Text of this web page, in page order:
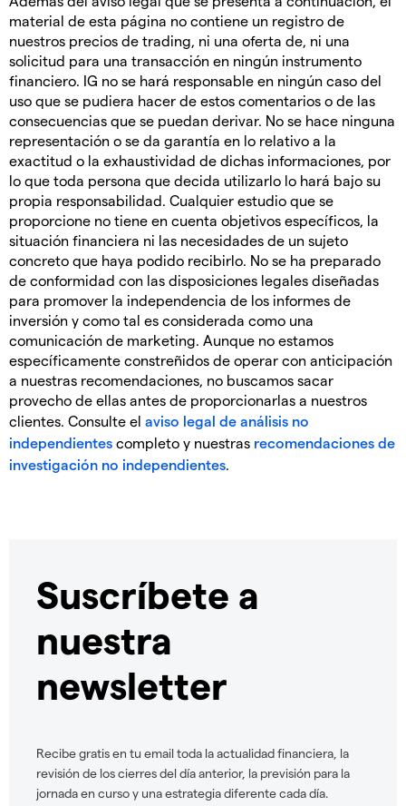
material de esta página no contiene un registro de
nuestros precios de trading, ni una oferta de, ni una
solicitud para una transacción en ningún instrumento
financiero. IG no se hará responsable en ningún caso del
uso que se pudiera hacer de estos comentarios o de las
consecuencias que se puedan derivar. No se hace ninguna
representación o se da garantía en lo relativo a la
exactitud o la exhaustividad de dichas informaciones, por
lo que toda persona que decida utilizarlo lo hará bajo su
propia responsabilidad. Cualquier estudio que se
proporcione no tiene en cuenta objetivos específicos, la
situación financiera ni las necesidades de un sujeto
concreto que haya podido recibirlo. No se ha preparado
de conformidad con las disposiciones legales diseñadas
para promover la independencia de los informes de
inversión y como tal es considerada como una
comunicación de marketing. Aunque no estamos
específicamente constreñidos de operar con anticipación
a nuestras recomendaciones, no buscamos sacar
provecho de ellas antes de proporcionarlas a nuestros
clientes. Consulte el aviso legal de análisis no
independientes completo y nuestras recomendaciones de
investigación no independientes.
Suscríbete a
nuestra
newsletter
Recibe gratis en tu email toda la actualidad financiera, la
revisión de los cierres del día anterior, la previsión para la
jornada en curso y una estrategia diferente cada día.